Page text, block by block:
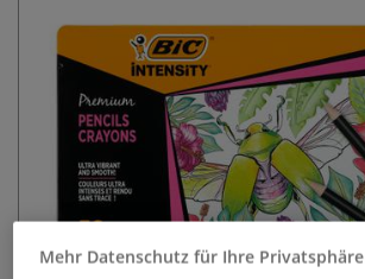
Mehr Datenschutz für Ihre Privatsphäre